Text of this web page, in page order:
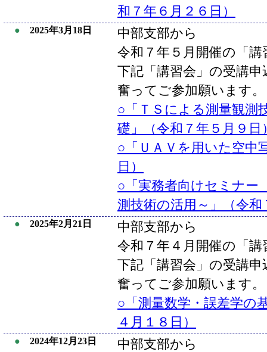
和７年６月２６日）
● 2025年3月18日
中部支部から
令和７年５月開催の「
下記「講習会」の受講
奮ってご参加願います。
○「ＴＳによる測量観測
礎」（令和７年５月９日
○「ＵＡＶを用いた空中
日）
○「実務者向けセミナー
測技術の活用～」（令和
● 2025年2月21日
中部支部から
令和７年４月開催の「
下記「講習会」の受講
奮ってご参加願います。
○「測量数学・誤差学の
４月１８日）
● 2024年12月23日
中部支部から